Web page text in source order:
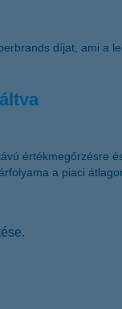
díjat, ami a
értékmegőrzésre
a piaci